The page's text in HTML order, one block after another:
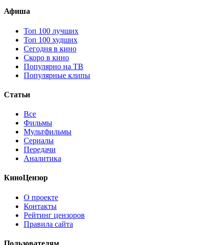
Афиша
Топ 100 лучших
Топ 100 худших
Сегодня в кино
Скоро в кино
Популярно на ТВ
Популярные клипы
Статьи
Все
Фильмы
Мультфильмы
Сериалы
Передачи
Аналитика
КиноЦензор
О проекте
Контакты
Рейтинг цензоров
Правила сайта
Пользователям